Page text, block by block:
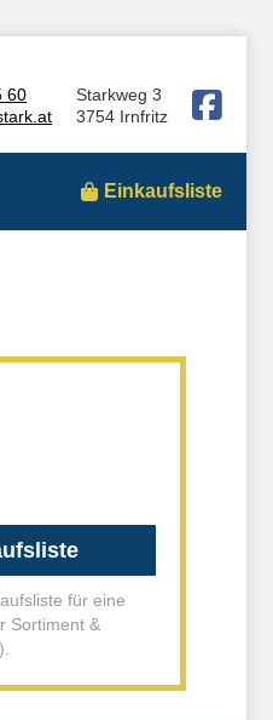
60
Starkweg 3
3754 Irnfritz
Einkaufsliste
für eine
Sortiment &